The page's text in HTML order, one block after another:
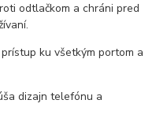
odtlačkom a chráni pred
ku všetkým portom a
dizajn telefónu a